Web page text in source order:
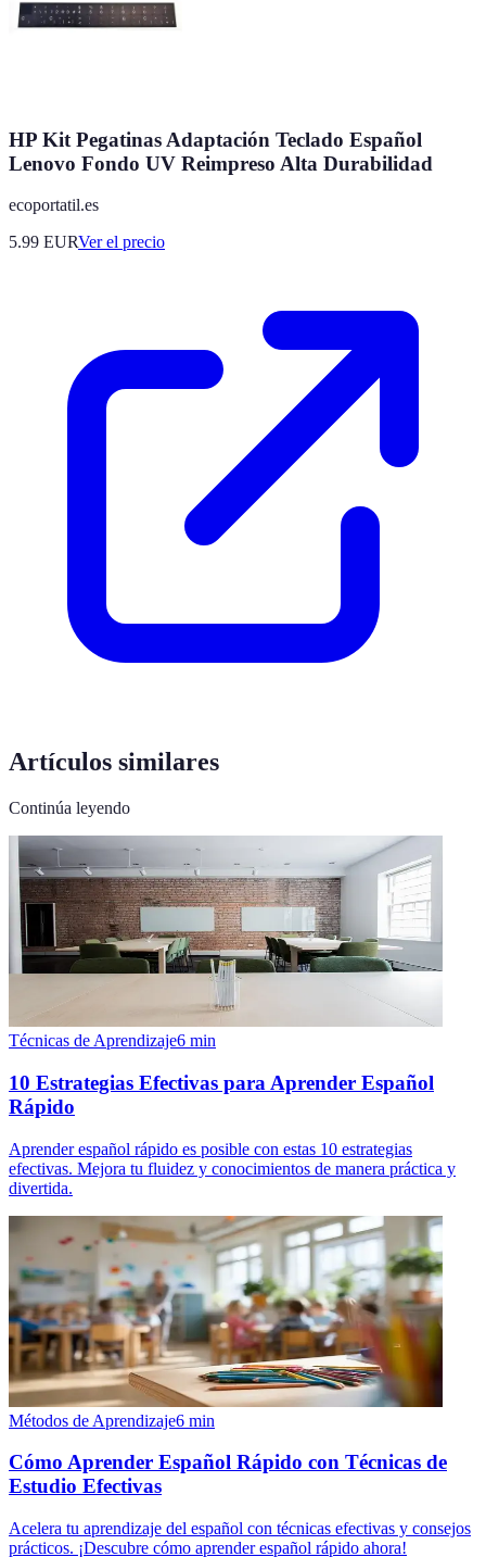
HP Kit Pegatinas Adaptación Teclado Español
Lenovo Fondo UV Reimpreso Alta Durabilidad
ecoportatil.es
5.99 EURVer el precio
Artículos similares
Continúa leyendo
Técnicas de Aprendizaje6 min
10 Estrategias Efectivas para Aprender Español
Rápido
Aprender español rápido es posible con estas 10 estrategias
efectivas. Mejora tu fluidez y conocimientos de manera práctica y
divertida.
Métodos de Aprendizaje6 min
Cómo Aprender Español Rápido con Técnicas de
Estudio Efectivas
Acelera tu aprendizaje del español con técnicas efectivas y consejos
prácticos. ¡Descubre cómo aprender español rápido ahora!